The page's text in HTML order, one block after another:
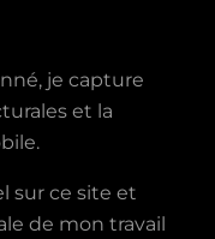
je capture
et la
sur ce site et
de mon travail